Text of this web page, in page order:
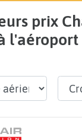
l'aéroport